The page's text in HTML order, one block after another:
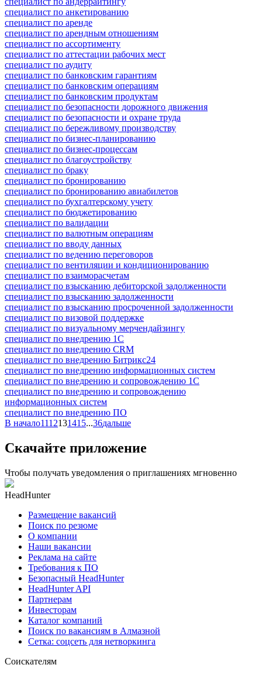
специалист по анкетированию
специалист по аренде
специалист по арендным отношениям
специалист по ассортименту
специалист по аттестации рабочих мест
специалист по аудиту
специалист по банковским гарантиям
специалист по банковским операциям
специалист по банковским продуктам
специалист по безопасности дорожного движения
специалист по безопасности и охране труда
специалист по бережливому производству
специалист по бизнес-планированию
специалист по бизнес-процессам
специалист по благоустройству
специалист по браку
специалист по бронированию
специалист по бронированию авиабилетов
специалист по бухгалтерскому учету
специалист по бюджетированию
специалист по валидации
специалист по валютным операциям
специалист по вводу данных
специалист по ведению переговоров
специалист по вентиляции и кондиционированию
специалист по взаиморасчетам
специалист по взысканию дебиторской задолженности
специалист по взысканию задолженности
специалист по взысканию просроченной задолженности
специалист по визовой поддержке
специалист по визуальному мерчендайзингу
специалист по внедрению 1С
специалист по внедрению CRM
специалист по внедрению Битрикс24
специалист по внедрению информационных систем
специалист по внедрению и сопровождению 1С
специалист по внедрению и сопровождению
информационных систем
специалист по внедрению ПО
В начало1112131415...36дальше
Скачайте приложение
Чтобы получать уведомления о приглашениях мгновенно
HeadHunter
Размещение вакансий
Поиск по резюме
О компании
Наши вакансии
Реклама на сайте
Требования к ПО
Безопасный HeadHunter
HeadHunter API
Партнерам
Инвесторам
Каталог компаний
Поиск по вакансиям в Алмазной
Сетка: соцсеть для нетворкинга
Соискателям